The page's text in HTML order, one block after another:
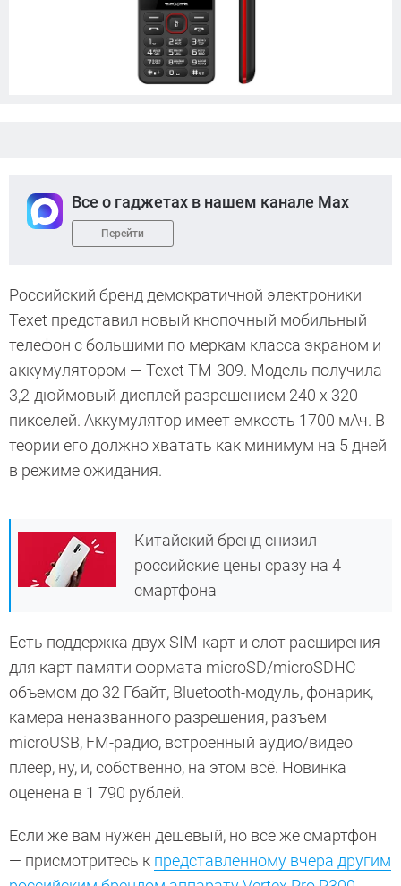
Все о гаджетах в нашем канале Max
Перейти
Российский бренд демократичной электроники
Texet представил новый кнопочный мобильный
телефон с большими по меркам класса экраном и
аккумулятором — Texet TM-309. Модель получила
3,2-дюймовый дисплей разрешением 240 x 320
пикселей. Аккумулятор имеет емкость 1700 мАч. В
теории его должно хватать как минимум на 5 дней
в режиме ожидания.
Китайский бренд снизил
российские цены сразу на 4
смартфона
Есть поддержка двух SIM-карт и слот расширения
для карт памяти формата microSD/microSDHC
объемом до 32 Гбайт, Bluetooth-модуль, фонарик,
камера неназванного разрешения, разъем
microUSB, FM-радио, встроенный аудио/видео
плеер, ну, и, собственно, на этом всё. Новинка
оценена в 1 790 рублей.
Если же вам нужен дешевый, но все же смартфон
— присмотритесь к представленному вчера другим